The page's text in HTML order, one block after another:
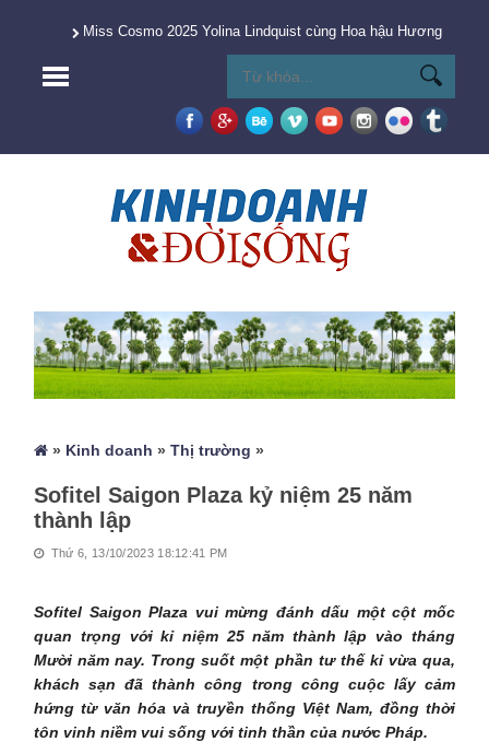
Miss Cosmo 2025 Yolina Lindquist cùng Hoa hậu Hương
» Kinh doanh »Thị trường »
Sofitel Saigon Plaza kỷ niệm 25 năm
thành lập
Thứ 6, 13/10/2023 18:12:41 PM
Sofitel Saigon Plaza vui mừng đánh dấu một cột mốc
quan trọng với kỉ niệm 25 năm thành lập vào tháng
Mười năm nay. Trong suốt một phần tư thế kỉ vừa qua,
khách sạn đã thành công trong công cuộc lấy cảm
hứng từ văn hóa và truyền thống Việt Nam, đồng thời
tôn vinh niềm vui sống với tinh thần của nước Pháp.